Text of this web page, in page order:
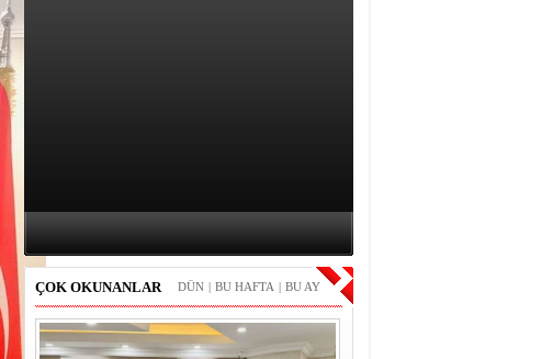
ÇOK OKUNANLAR BU AY
|
BU HAFTA
|
DÜN